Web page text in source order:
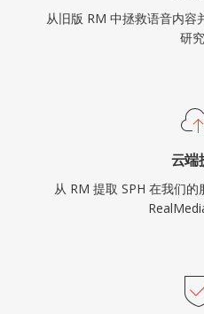
从旧版 RM 中拯救语音内容
研究
云端
从 RM 提取 SPH 在我们